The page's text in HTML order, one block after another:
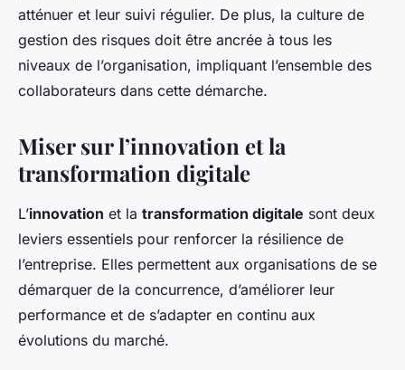
atténuer et leur suivi régulier. De plus, la culture de
gestion des risques doit être ancrée à tous les
niveaux de l’organisation, impliquant l’ensemble des
collaborateurs dans cette démarche.
Miser sur l’innovation et la
transformation digitale
L’innovation et la transformation digitale sont deux
leviers essentiels pour renforcer la résilience de
l’entreprise. Elles permettent aux organisations de se
démarquer de la concurrence, d’améliorer leur
performance et de s’adapter en continu aux
évolutions du marché.